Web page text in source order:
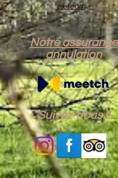
ciel.com
Notre assurance
annulation
Suivez-nous !!